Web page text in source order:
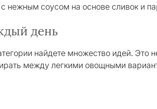
соусом на основе сливок и
день
найдете множество идей. Это
между легкими овощными